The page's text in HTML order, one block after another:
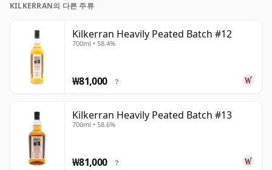
KILKERRAN의 다른 주류
Kilkerran Heavily Peated Batch #12
700ml • 58.4%
₩81,000 ?
Kilkerran Heavily Peated Batch #13
700ml • 58.6%
₩81,000 ?